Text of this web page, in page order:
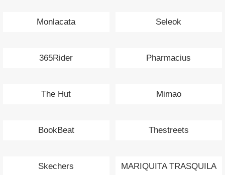
Monlacata Seleok
365Rider Pharmacius
The Hut Mimao
BookBeat Thestreets
Skechers MARIQUITA TRASQUILA